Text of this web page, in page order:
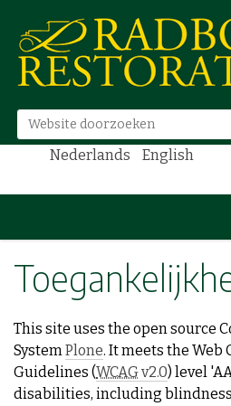
Zoek
Geavanceerd zoeken...
Nederlands English
This site uses the open source
System Plone. It meets the
Guidelines (WCAGv2.0) level
disabilities, including